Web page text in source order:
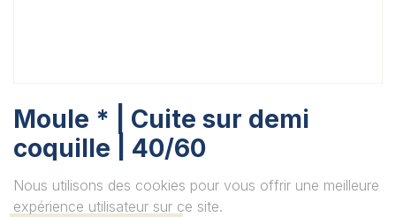
Moule * | Cuite sur demi
coquille | 40/60
Unité
Nous utilisons des cookies pour vous offrir une meilleure
expérience utilisateur sur ce site.